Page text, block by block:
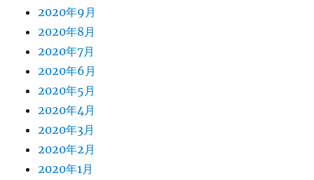
2020年9月
2020年8月
2020年7月
2020年6月
2020年5月
2020年4月
2020年3月
2020年2月
2020年1月